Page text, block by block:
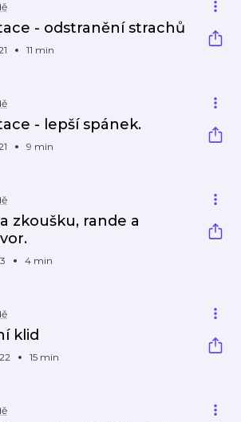
- odstranění strachů
11 min
- lepší spánek.
9 min
zkoušku, rande a
4 min
klid
15 min